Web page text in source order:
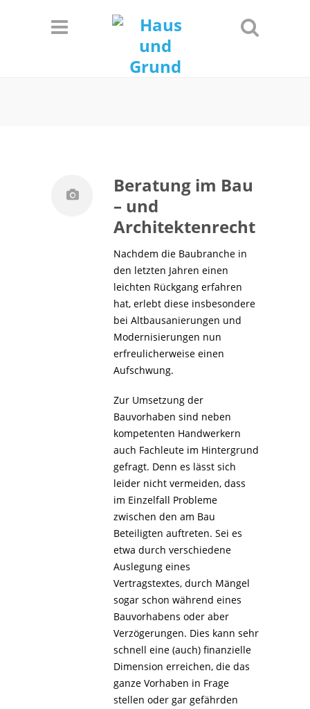
Beratung im Bau
– und
Architektenrecht
Nachdem die Baubranche in
den letzten Jahren einen
leichten Rückgang erfahren
hat, erlebt diese insbesondere
bei Altbausanierungen und
Modernisierungen nun
erfreulicherweise einen
Aufschwung.
Zur Umsetzung der
Bauvorhaben sind neben
kompetenten Handwerkern
auch Fachleute im Hintergrund
gefragt. Denn es lässt sich
leider nicht vermeiden, dass
im Einzelfall Probleme
zwischen den am Bau
Beteiligten auftreten. Sei es
etwa durch verschiedene
Auslegung eines
Vertragstextes, durch Mängel
sogar schon während eines
Bauvorhabens oder aber
Verzögerungen. Dies kann sehr
schnell eine (auch) finanzielle
Dimension erreichen, die das
ganze Vorhaben in Frage
stellen oder gar gefährden
Einverstanden!